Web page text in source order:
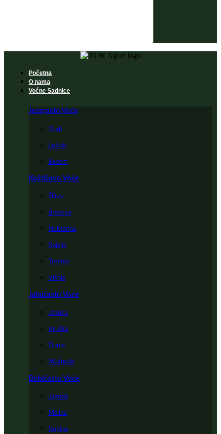
Početna
O nama
Voćne Sadnice
Jezgrasto Voće
Orah
Lešnik
Badem
Koštičavo Voće
Šljiva
Breskva
Nektarina
Kajsija
Trešnja
Višnja
Jabučasto Voće
Jabuka
Kruška
Dunja
Mušmula
Bobičasto Voće
Jagode
Maline
Kupine